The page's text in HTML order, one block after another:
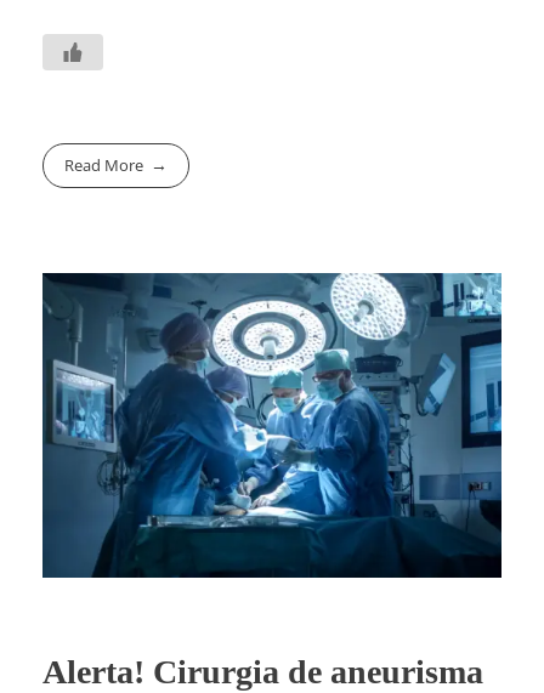
Read More
Alerta! Cirurgia de aneurisma